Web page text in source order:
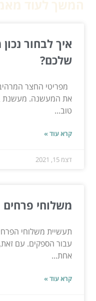
איך לבחור
שלכם?
מפריטי החצר
את המעשנה. מעשנת
טוב...
קרא עוד »
דצמ 15, 2021
משלוחי פרחים
תעשיית משלוחי
עבור הספקים. עם
אחת...
קרא עוד »